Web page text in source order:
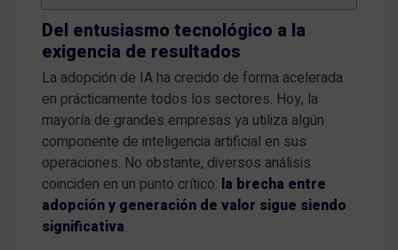
Del entusiasmo tecnológico a la
exigencia de resultados
La adopción de IA ha crecido de forma acelerada
en prácticamente todos los sectores. Hoy, la
mayoría de grandes empresas ya utiliza algún
componente de inteligencia artificial en sus
operaciones. No obstante, diversos análisis
coinciden en un punto crítico: la brecha entre
adopción y generación de valor sigue siendo
significativa.